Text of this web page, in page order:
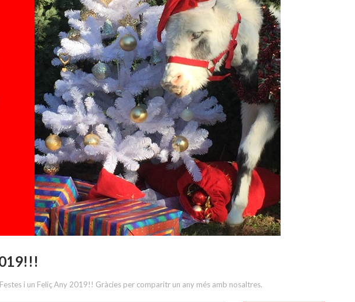
i un Feliç Any 2019!! Gràcies per comparitr un any més amb nosaltres.